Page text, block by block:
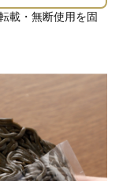
載・無断使用を固